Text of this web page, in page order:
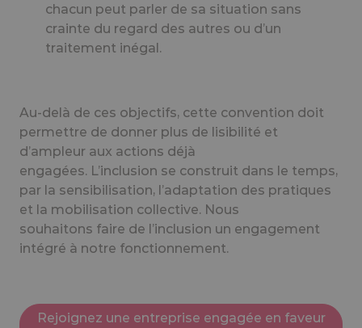
chacun peut parler de sa situation sans
crainte du regard des autres ou d’un
traitement inégal.
Au-delà de ces objectifs, cette convention doit
permettre de donner plus de lisibilité et
d’ampleur aux actions déjà
engagées. L’inclusion se construit dans le temps,
par la sensibilisation, l’adaptation des pratiques
et la mobilisation collective. Nous
souhaitons faire de l’inclusion un engagement
intégré à notre fonctionnement.
Rejoignez une entreprise engagée en faveur